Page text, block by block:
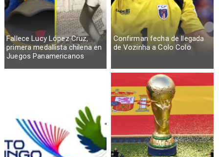
Fallece Lucy López Cruz,
primera medallista chilena en
Juegos Panamericanos
Confirman fecha de llegada
de Vozinha a Colo Colo